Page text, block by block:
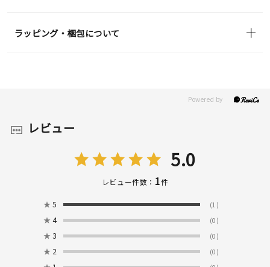
ラッピング・梱包について
レビュー
5.0
レビュー件数： 1件
★ 5 (1)
★ 4 (0)
★ 3 (0)
★ 2 (0)